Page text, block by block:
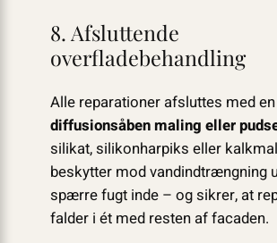
8. Afsluttende
overfladebehandling
Alle reparationer afsluttes med en
diffusionsåben maling eller
silikat, silikonharpiks eller
beskytter mod vandindtrængning
spærre fugt inde – og sikrer, at
falder i ét med resten af facaden.